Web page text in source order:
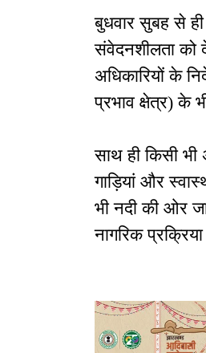
बुधवार सुबह से
संवेदनशीलता को
अधिकारियों के
प्रभाव क्षेत्र) के
साथ ही किसी
गाड़ियां और
भी नदी की ओर
नागरिक